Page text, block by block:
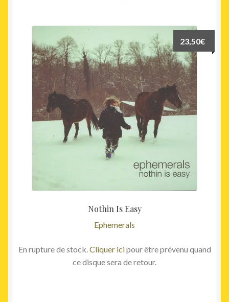
plus
Nothin Is Easy
Ephemerals
23,50€
En rupture de stock. Cliquer icipour être prévenu quand
ce disque sera de retour.